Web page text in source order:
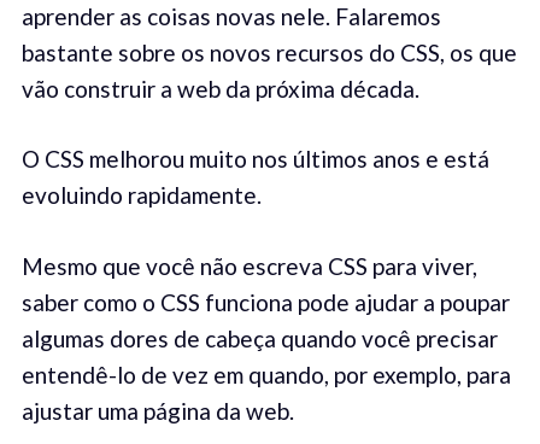
aprender as coisas novas nele. Falaremos
bastante sobre os novos recursos do CSS, os que
vão construir a web da próxima década.
O CSS melhorou muito nos últimos anos e está
evoluindo rapidamente.
Mesmo que você não escreva CSS para viver,
saber como o CSS funciona pode ajudar a poupar
algumas dores de cabeça quando você precisar
entendê-lo de vez em quando, por exemplo, para
ajustar uma página da web.